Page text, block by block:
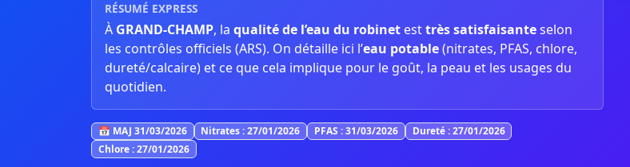
RÉSUMÉ EXPRESS
À GRAND-CHAMP, la qualité de l’eau du robinet esttrès satisfaisanteselon
les contrôles officiels (ARS). On détaille ici l’eau potable(nitrates, PFAS, chlore,
dureté/calcaire) et ce que cela implique pour le goût, la peau et les usages du
quotidien.
📅 MAJ 31/03/2026 Nitrates : 27/01/2026 PFAS : 31/03/2026
Dureté : 27/01/2026
Chlore : 27/01/2026